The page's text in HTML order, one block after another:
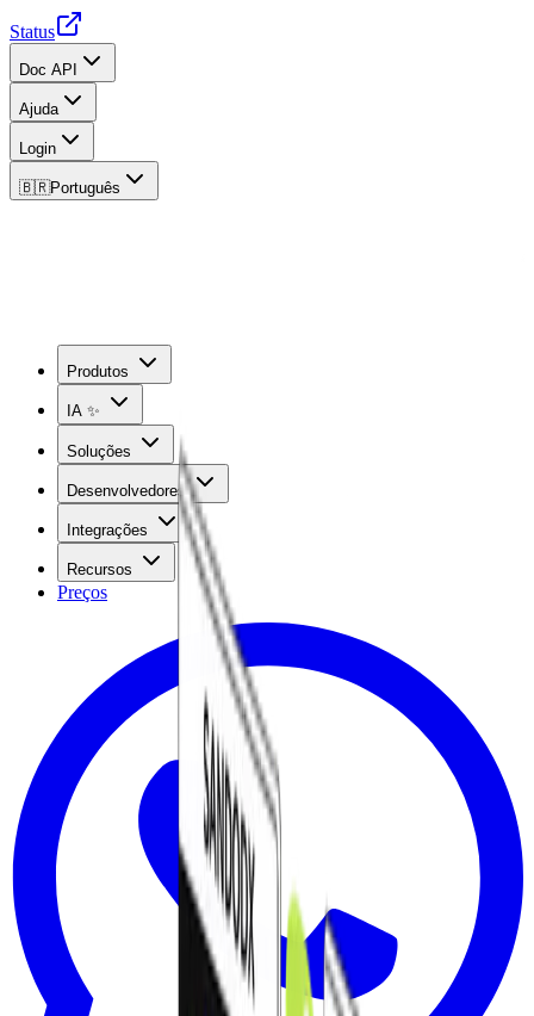
Status
Doc API
Ajuda
Login
🇧🇷Português
Produtos
IA ✨
Soluções
Desenvolvedores
Integrações
Recursos
Preços